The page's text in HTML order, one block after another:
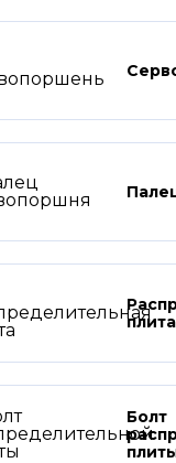
плита
Болт